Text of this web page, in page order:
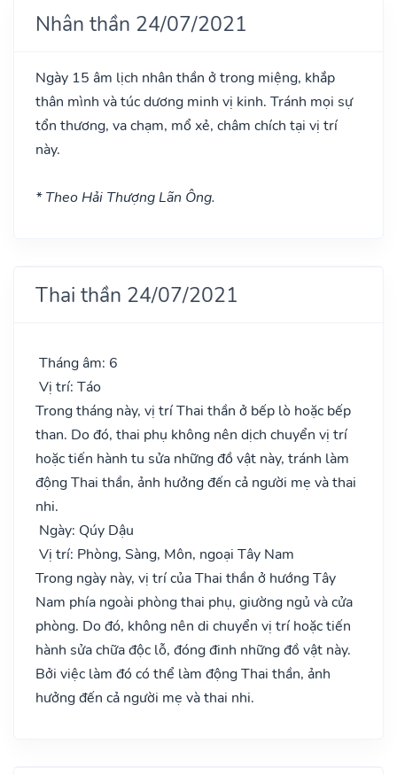
Nhân thần 24/07/2021
Ngày 15 âm lịch nhân thần ở trong miệng, khắp
thân mình và túc dương minh vị kinh. Tránh mọi sự
tổn thương, va chạm, mổ xẻ, châm chích tại vị trí
này.
* Theo Hải Thượng Lãn Ông.
Thai thần 24/07/2021
Tháng âm: 6
Vị trí: Táo
Trong tháng này, vị trí Thai thần ở bếp lò hoặc bếp
than. Do đó, thai phụ không nên dịch chuyển vị trí
hoặc tiến hành tu sửa những đồ vật này, tránh làm
động Thai thần, ảnh hưởng đến cả người mẹ và thai
nhi.
Ngày: Qúy Dậu
Vị trí: Phòng, Sàng, Môn, ngoại Tây Nam
Trong ngày này, vị trí của Thai thần ở hướng Tây
Nam phía ngoài phòng thai phụ, giường ngủ và cửa
phòng. Do đó, không nên di chuyển vị trí hoặc tiến
hành sửa chữa độc lỗ, đóng đinh những đồ vật này.
Bởi việc làm đó có thể làm động Thai thần, ảnh
hưởng đến cả người mẹ và thai nhi.